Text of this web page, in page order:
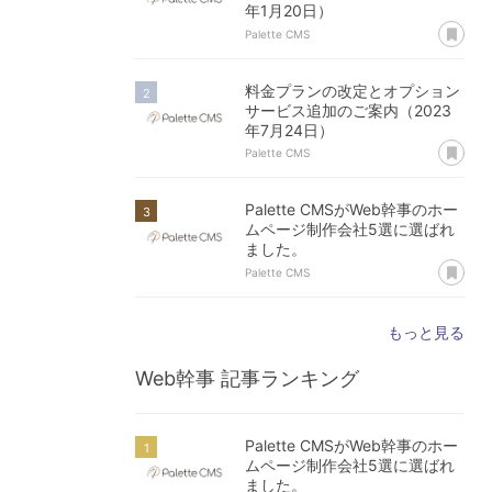
年1月20日）
Palette CMS あ
料金プランの改定とオプション
サービス追加のご案内（2023
年7月24日）
Palette CMS あ
Palette CMSがWeb幹事のホー
ムページ制作会社5選に選ばれ
ました。
Palette CMS あ
もっと見る
Web幹事 記事ランキング
Palette CMSがWeb幹事のホー
ムページ制作会社5選に選ばれ
ました。